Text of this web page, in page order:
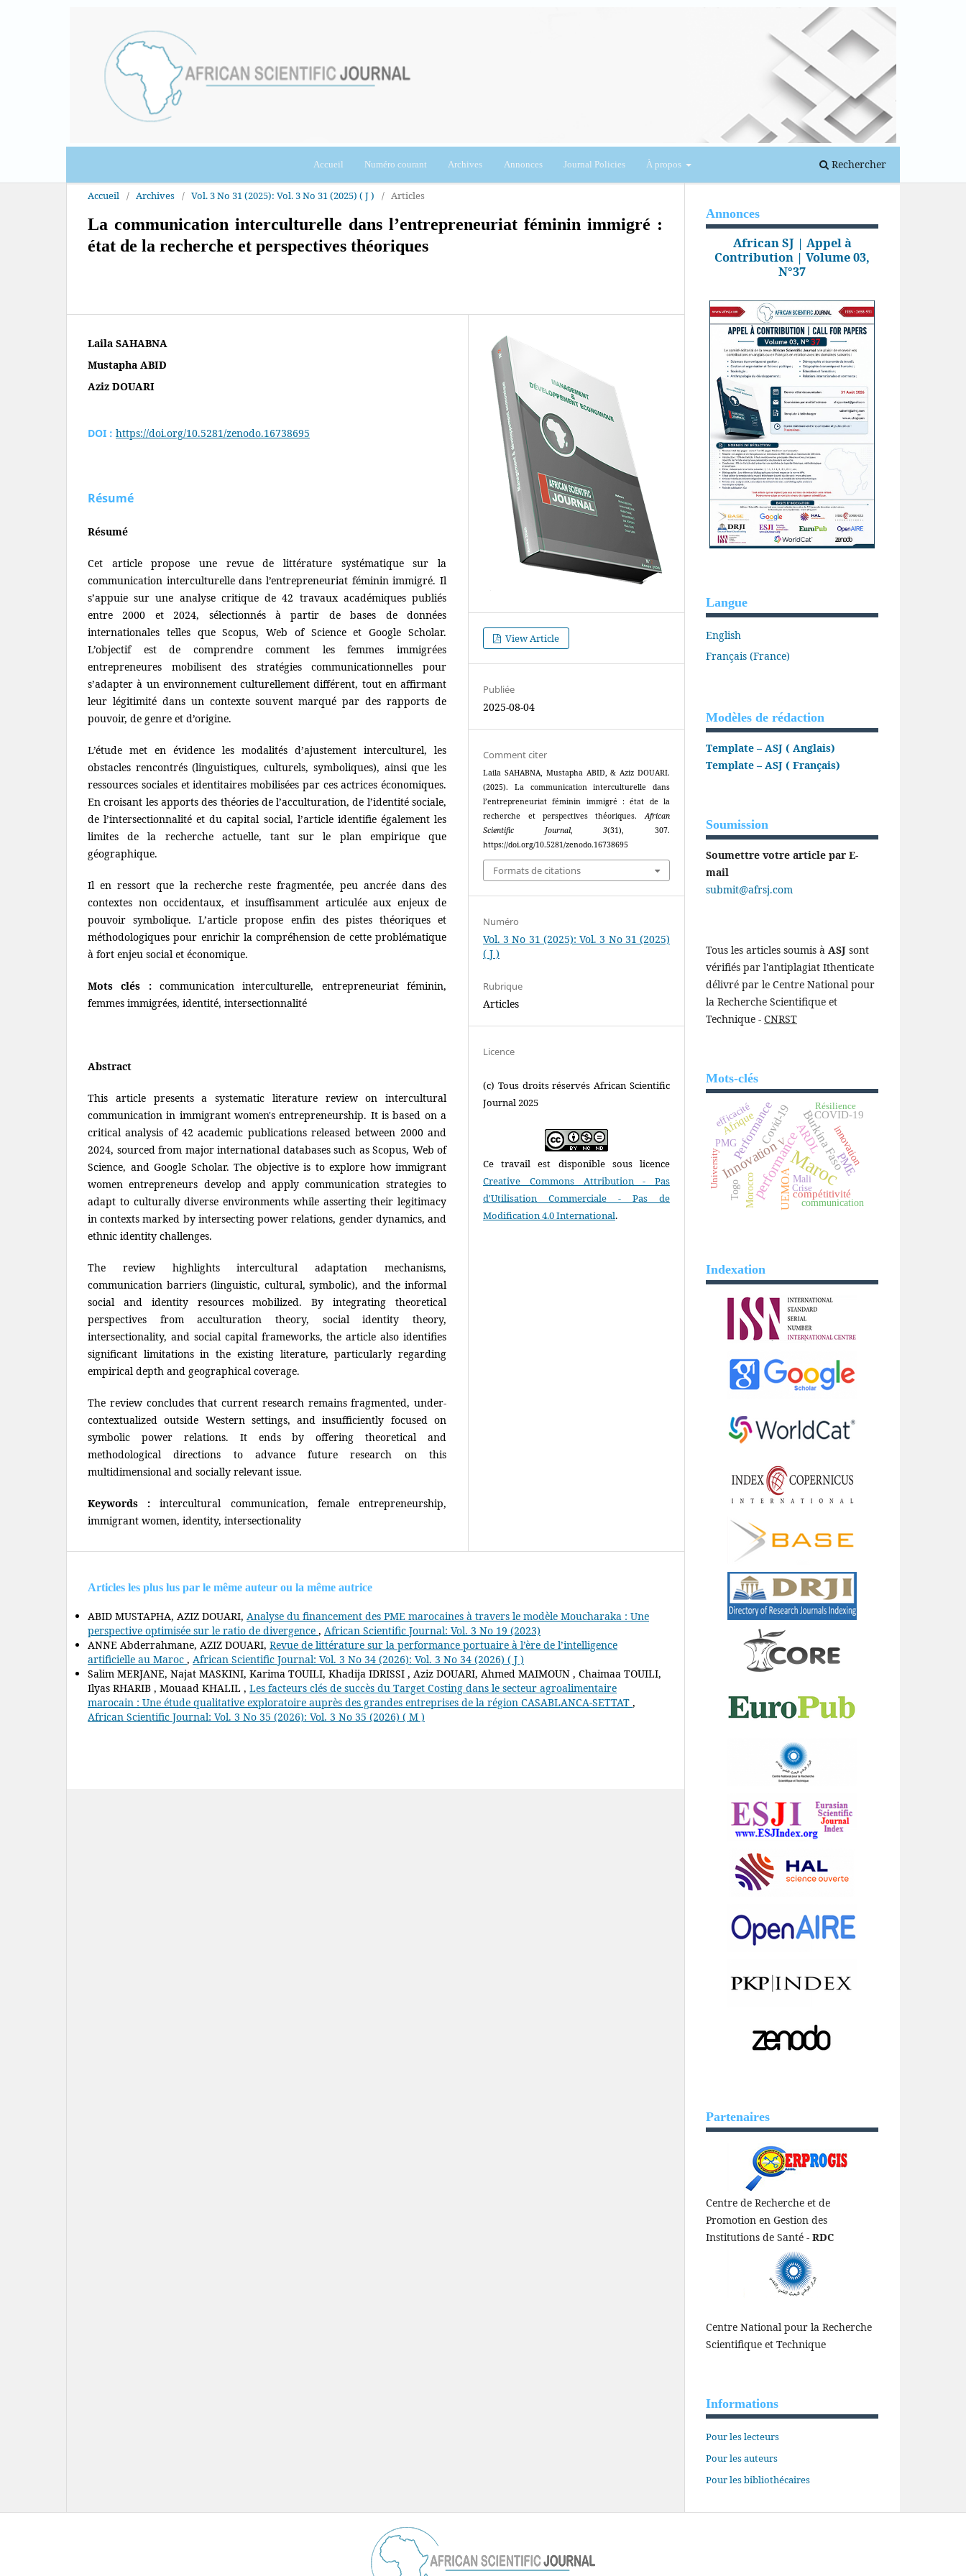
Accueil Numéro courant Archives Annonces Journal Policies À propos Rechercher
Se connecter
Accueil / Archives / Vol. 3 No 31 (2025): Vol. 3 No 31 (2025) ( J ) / Articles
La communication interculturelle dans l’entrepreneuriat féminin immigré :
état de la recherche et perspectives théoriques
Laila SAHABNA
Mustapha ABID
Aziz DOUARI
DOI : https://doi.org/10.5281/zenodo.16738695
Résumé
Résumé
Cet article propose une revue de littérature systématique sur la
communication interculturelle dans l’entrepreneuriat féminin immigré. Il
s’appuie sur une analyse critique de 42 travaux académiques publiés
entre 2000 et 2024, sélectionnés à partir de bases de données
internationales telles que Scopus, Web of Science et Google Scholar.
L’objectif est de comprendre comment les femmes immigrées
entrepreneures mobilisent des stratégies communicationnelles pour
s’adapter à un environnement culturellement différent, tout en affirmant
leur légitimité dans un contexte souvent marqué par des rapports de
pouvoir, de genre et d’origine.
L’étude met en évidence les modalités d’ajustement interculturel, les
obstacles rencontrés (linguistiques, culturels, symboliques), ainsi que les
ressources sociales et identitaires mobilisées par ces actrices économiques.
En croisant les apports des théories de l’acculturation, de l’identité sociale,
de l’intersectionnalité et du capital social, l’article identifie également les
limites de la recherche actuelle, tant sur le plan empirique que
géographique.
Il en ressort que la recherche reste fragmentée, peu ancrée dans des
contextes non occidentaux, et insuffisamment articulée aux enjeux de
pouvoir symbolique. L’article propose enfin des pistes théoriques et
méthodologiques pour enrichir la compréhension de cette problématique
à fort enjeu social et économique.
Mots clés : communication interculturelle, entrepreneuriat féminin,
femmes immigrées, identité, intersectionnalité
Abstract
This article presents a systematic literature review on intercultural
communication in immigrant women's entrepreneurship. It is based on a
critical analysis of 42 academic publications released between 2000 and
2024, sourced from major international databases such as Scopus, Web of
Science, and Google Scholar. The objective is to explore how immigrant
women entrepreneurs develop and apply communication strategies to
adapt to culturally diverse environments while asserting their legitimacy
in contexts marked by intersecting power relations, gender dynamics, and
ethnic identity challenges.
The review highlights intercultural adaptation mechanisms,
communication barriers (linguistic, cultural, symbolic), and the informal
social and identity resources mobilized. By integrating theoretical
perspectives from acculturation theory, social identity theory,
intersectionality, and social capital frameworks, the article also identifies
significant limitations in the existing literature, particularly regarding
empirical depth and geographical coverage.
The review concludes that current research remains fragmented, under-
contextualized outside Western settings, and insufficiently focused on
symbolic power relations. It ends by offering theoretical and
methodological directions to advance future research on this
multidimensional and socially relevant issue.
Keywords :intercultural communication, female entrepreneurship,
immigrant women, identity, intersectionality
View Article
Publiée
2025-08-04
Comment citer
Laila SAHABNA, Mustapha ABID, & Aziz DOUARI.
(2025). La communication interculturelle dans
l’entrepreneuriat féminin immigré : état de la
recherche et perspectives théoriques.African
Scientific Journal,3(31), 307.
https://doi.org/10.5281/zenodo.16738695
Formats de citations
Numéro
Vol. 3 No 31 (2025): Vol. 3 No 31 (2025)
( J )
Rubrique
Articles
Licence
(c) Tous droits réservés African Scientific
Journal 2025
Ce travail est disponible sous licence
Creative Commons Attribution - Pas
d'Utilisation Commerciale - Pas de
Modification 4.0 International.
Articles les plus lus par le même auteur ou la même autrice
ABID MUSTAPHA, AZIZ DOUARI, Analyse du financement des PME marocaines à travers le modèle Moucharaka : Une
perspective optimisée sur le ratio de divergence , African Scientific Journal: Vol. 3 No 19 (2023)
ANNE Abderrahmane, AZIZ DOUARI, Revue de littérature sur la performance portuaire à l’ère de l’intelligence
artificielle au Maroc , African Scientific Journal: Vol. 3 No 34 (2026): Vol. 3 No 34 (2026) ( J )
Salim MERJANE, Najat MASKINI, Karima TOUILI, Khadija IDRISSI , Aziz DOUARI, Ahmed MAIMOUN , Chaimaa TOUILI,
Ilyas RHARIB , Mouaad KHALIL , Les facteurs clés de succès du Target Costing dans le secteur agroalimentaire
marocain : Une étude qualitative exploratoire auprès des grandes entreprises de la région CASABLANCA-SETTAT ,
African Scientific Journal: Vol. 3 No 35 (2026): Vol. 3 No 35 (2026) ( M )
Annonces
African SJ | Appel à
Contribution | Volume 03,
N°37
Langue
English
Français (France)
Modèles de rédaction
Template – ASJ ( Anglais)
Template – ASJ ( Français)
Soumission
Soumettre votre article par E-
mail
submit@afrsj.com
Tous les articles soumis à ASJ sont
vérifiés par l'antiplagiat Ithenticate
délivré par le Centre National pour
la Recherche Scientifique et
Technique - CNRST
Mots-clés
Maroc
performance
Innovation
Performance Burkina Faso
ARDL
PME
Covid-19
UEMOA
Afrique
compétitivité
COVID-19
Morocco
innovation
Togo
communication
V
Mali
PMG
efficacité
University Crise
Résilience
Indexation
Partenaires
Centre de Recherche et de
Promotion en Gestion des
Institutions de Santé - RDC
Centre National pour la Recherche
Scientifique et Technique
Informations
Pour les lecteurs
Pour les auteurs
Pour les bibliothécaires